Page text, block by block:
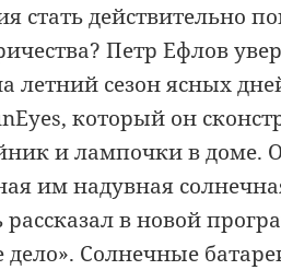
стать действительно
Петр Ефлов
летний сезон ясных
который он
и лампочки в доме.
им надувная
в новой
Солнечные